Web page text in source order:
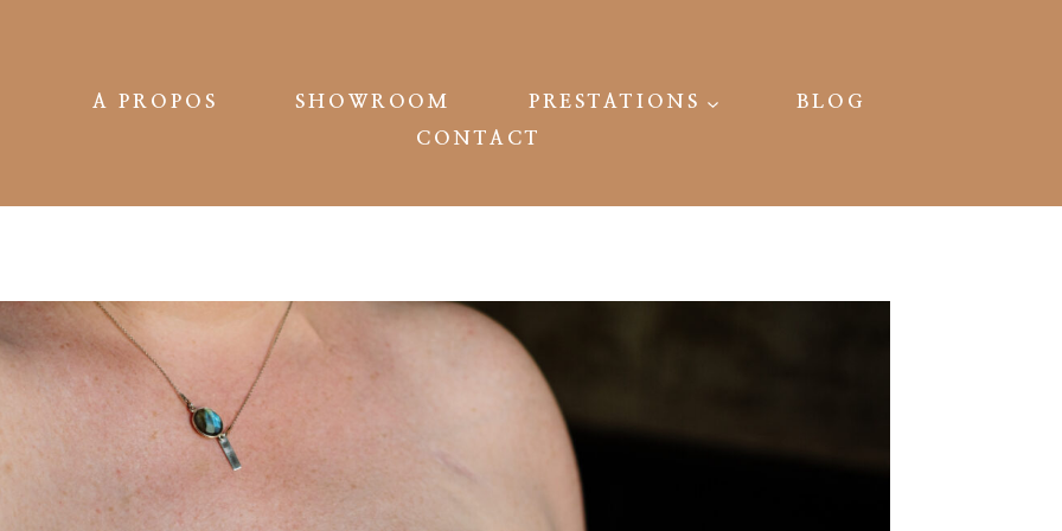
A PROPOS SHOWROOM PRESTATIONS
BLOG
CONTACT